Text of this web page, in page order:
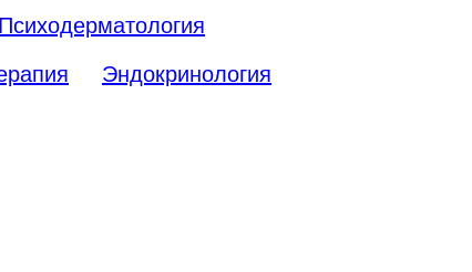
Психодерматология
Эндокринология